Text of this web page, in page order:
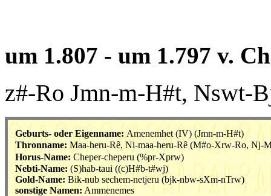
um 1.807 - um 1.797 v.
z#-Ro Jmn-m-H#t,
Geburts- oder Eigenname:Amenemhet (IV) (Jmn-m-H#t)
Thronname: Maa-heru-Rê, Ni-maa-heru-Rê (M#o-Xrw-Ro, Nj-
Horus-Name: Cheper-cheperu (%pr-Xprw)
Nebti-Name: (S)hab-taui ((c)H#b-t#wj)
Gold-Name: Bik-nub sechem-netjeru (bjk-nbw-sXm-nTrw)
sonstige Namen: Ammenemes